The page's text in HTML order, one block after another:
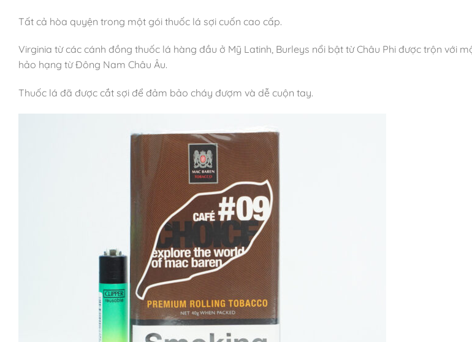
Tất cả hòa quyện trong một gói thuốc lá sợi cuốn cao cấp.
Virginia từ các cánh đồng thuốc lá hàng đầu ở Mỹ Latinh, Burleys nổi bật từ Châu Phi được trộn với
hảo hạng từ Đông Nam Châu Âu.
Thuốc lá đã được cắt sợi để đảm bảo cháy đượm và dễ cuộn tay.